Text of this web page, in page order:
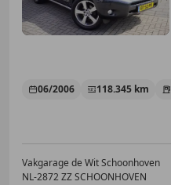
06/2006 118.345 km
Vakgarage de Wit Schoonhoven
NL-2872 ZZ SCHOONHOVEN